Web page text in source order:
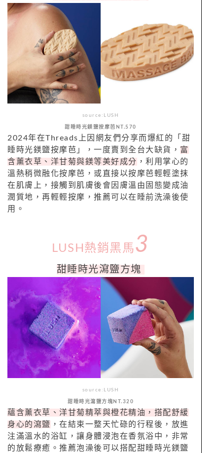
source:LUSH
甜睡時光鎂鹽按摩芭NT.570
2024年在Threads上因網友們分享而爆紅的「甜
睡時光鎂鹽按摩芭」，一度賣到全台大缺貨， 富
含薰衣草、洋甘菊與鎂等美好成分 ，利用掌心的
溫熱稍微融化按摩芭，或直接以按摩芭輕輕塗抹
在肌膚上，接觸到肌膚後會因膚溫由固態變成油
潤質地，再輕輕按摩，推薦可以在睡前洗澡後使
用。
LUSH熱銷黑馬3
甜睡時光瀉鹽方塊
source:LUSH
甜睡時光瀉鹽方塊NT.320
蘊含薰衣草、洋甘菊精萃與橙花精油，搭配舒緩
身心的瀉鹽 ，在結束一整天忙碌的行程後，放進
注滿溫水的浴缸，讓身體浸泡在香氛浴中，非常
的放鬆療癒。推薦泡澡後可以搭配甜睡時光鎂鹽